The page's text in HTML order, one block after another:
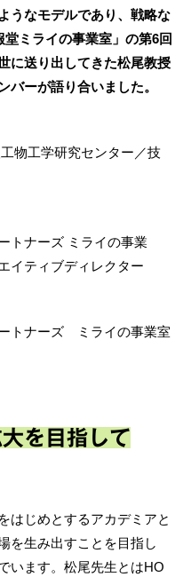
うなモデルであり、戦略な
ミライの事業室」の第6回
に送り出してきた松尾教授
バーが語り合いました。
物工学研究センター／技
トナーズ ミライの事業
イティブディレクター
トナーズ ミライの事業室
を目指して
はじめとするアカデミアと
を生み出すことを目指し
います。松尾先生とはHO